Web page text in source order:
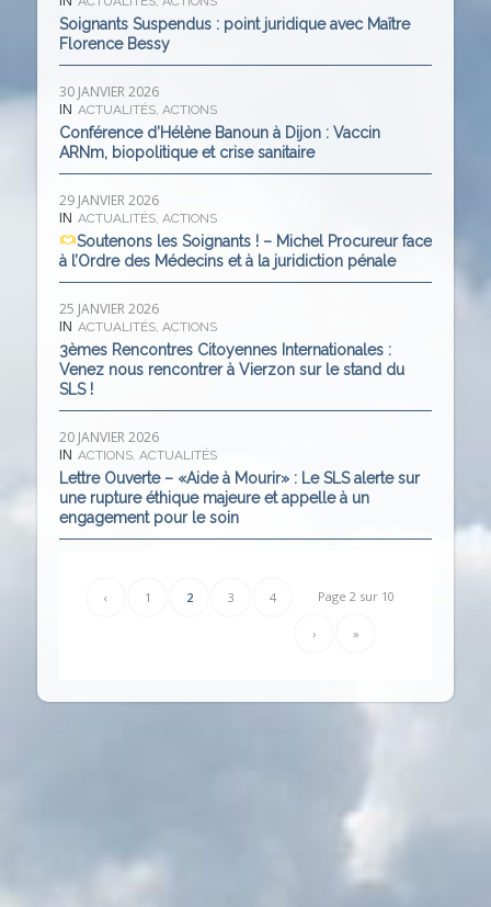
Soignants Suspendus : point juridique avec Maître
Florence Bessy
30 JANVIER 2026
IN ACTUALITÉS ACTIONS
Conférence d’Hélène Banoun à Dijon : Vaccin
ARNm, biopolitique et crise sanitaire
29 JANVIER 2026
IN ACTUALITÉS ACTIONS
Soutenons les Soignants ! – Michel Procureur face
à l’Ordre des Médecins et à la juridiction pénale
25 JANVIER 2026
IN ACTUALITÉS ACTIONS
3èmes Rencontres Citoyennes Internationales :
Venez nous rencontrer à Vierzon sur le stand du
SLS !
20 JANVIER 2026
IN ACTIONS ACTUALITÉS
Lettre Ouverte – «Aide à Mourir» : Le SLS alerte sur
une rupture éthique majeure et appelle à un
engagement pour le soin
Page 2 sur 10
‹ 1 2 3 4
› »